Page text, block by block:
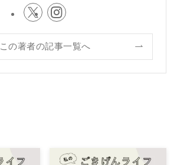
この著者の記事一覧へ